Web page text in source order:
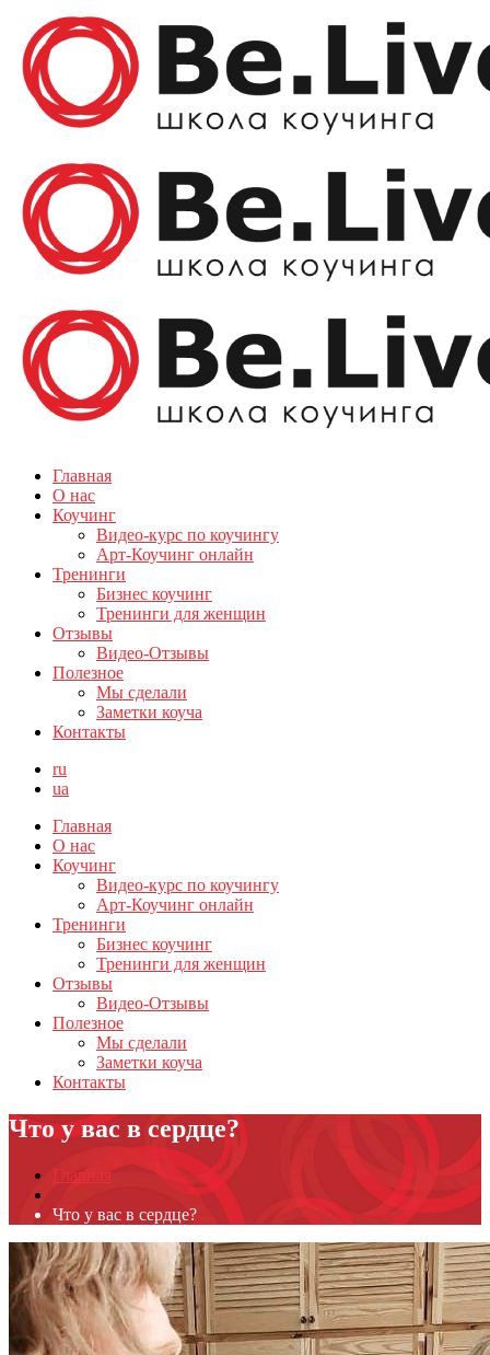
Главная
О нас
Коучинг
Видео-курс по коучингу
Арт-Коучинг онлайн
Тренинги
Бизнес коучинг
Тренинги для женщин
Отзывы
Видео-Отзывы
Полезное
Мы сделали
Заметки коуча
Контакты
ru
ua
Главная
О нас
Коучинг
Видео-курс по коучингу
Арт-Коучинг онлайн
Тренинги
Бизнес коучинг
Тренинги для женщин
Отзывы
Видео-Отзывы
Полезное
Мы сделали
Заметки коуча
Контакты
Что у вас в сердце?
Главная
Что у вас в сердце?